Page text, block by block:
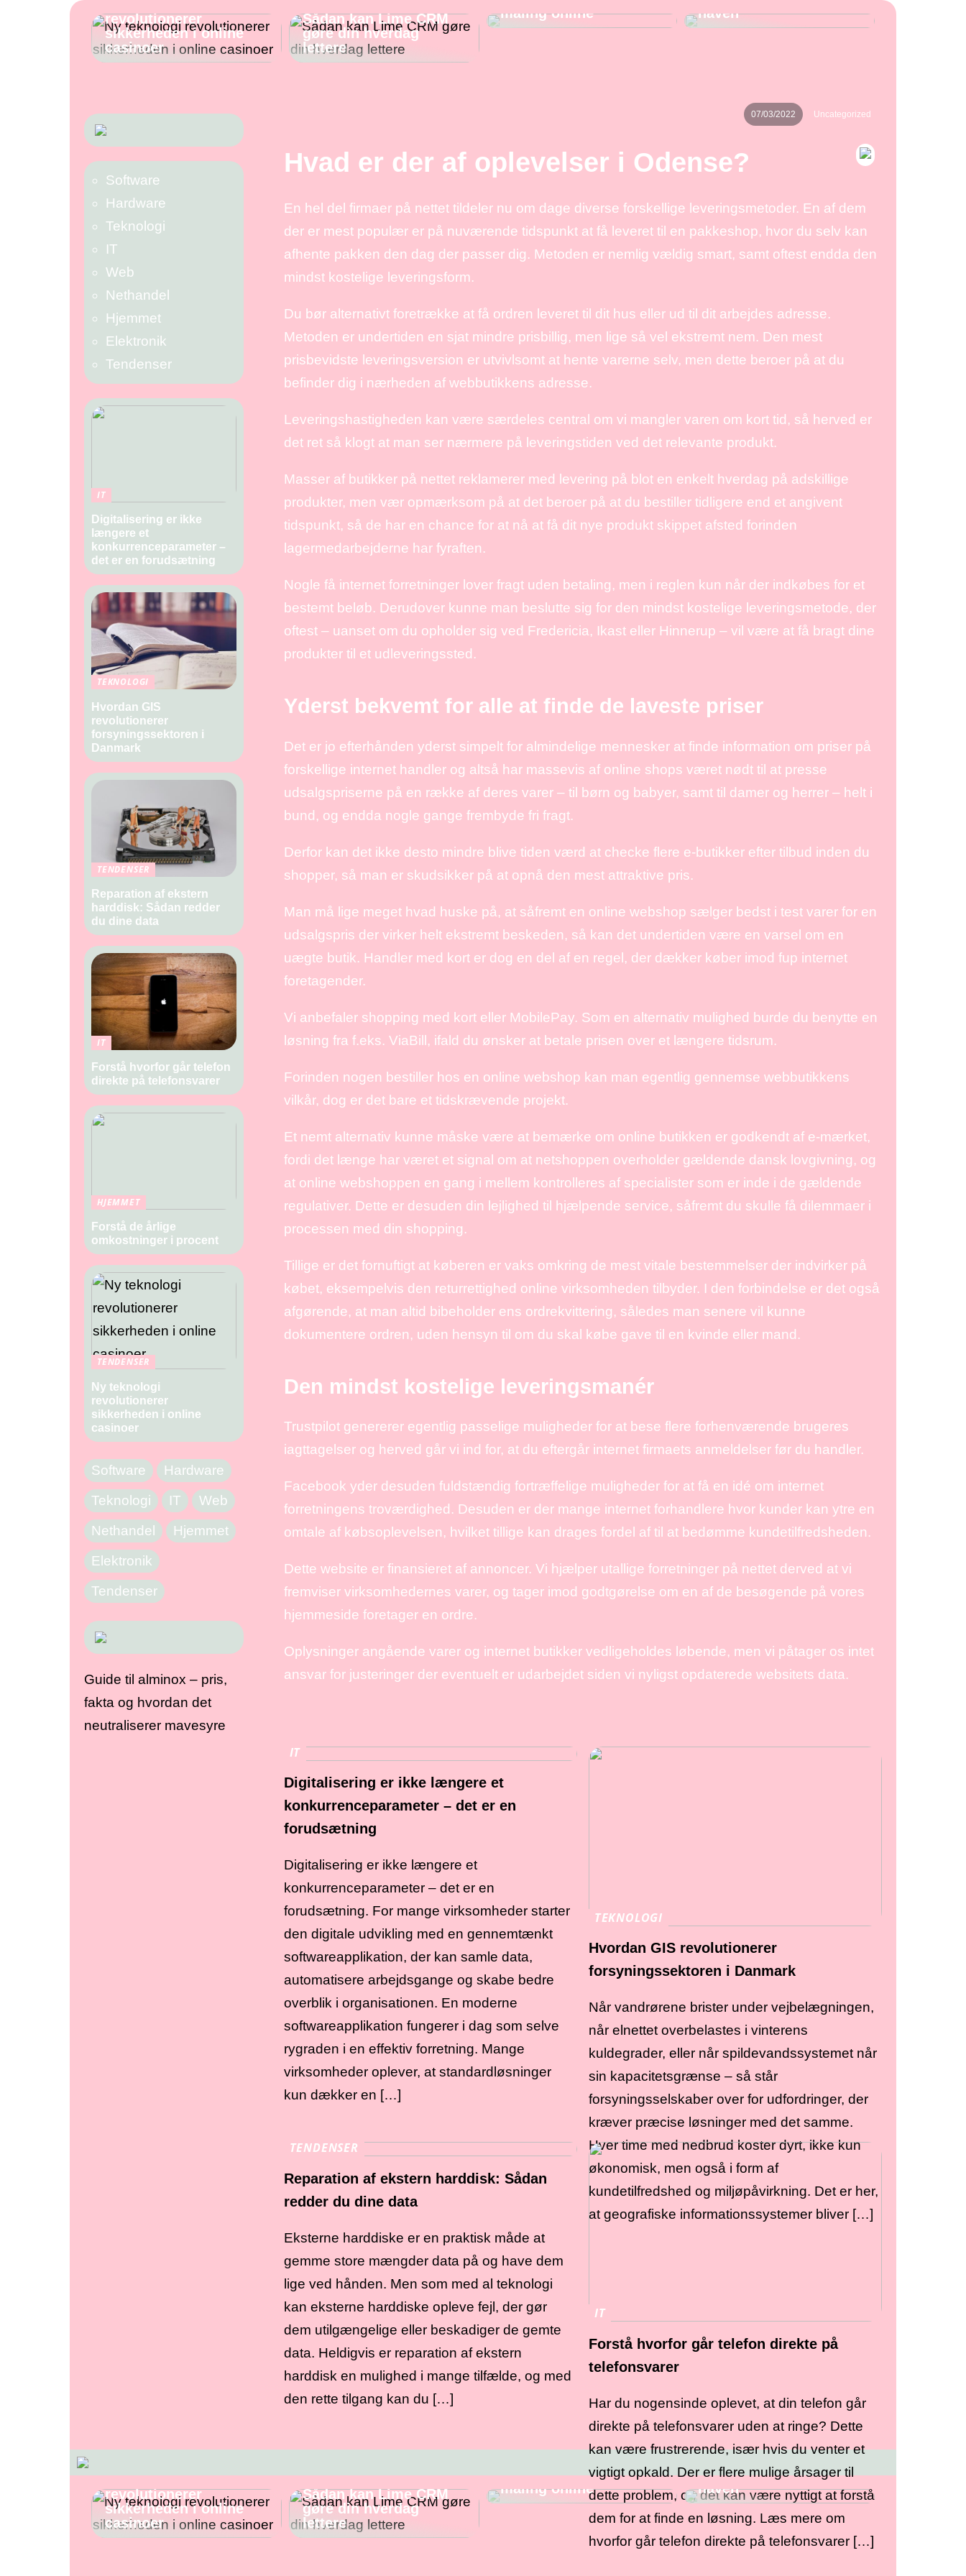
revolutionerer
sikkerheden i online
casinoer
Sådan kan Lime CRM
gøre din hverdag
lettere
maling online
haven
07/03/2022 Uncategorized
Hvad er der af oplevelser i Odense?
En hel del firmaer på nettet tildeler nu om dage diverse forskellige leveringsmetoder. En af dem
der er mest populær er på nuværende tidspunkt at få leveret til en pakkeshop, hvor du selv kan
afhente pakken den dag der passer dig. Metoden er nemlig vældig smart, samt oftest endda den
mindst kostelige leveringsform.
Du bør alternativt foretrække at få ordren leveret til dit hus eller ud til dit arbejdes adresse.
Metoden er undertiden en sjat mindre prisbillig, men lige så vel ekstremt nem. Den mest
prisbevidste leveringsversion er utvivlsomt at hente varerne selv, men dette beroer på at du
befinder dig i nærheden af webbutikkens adresse.
Leveringshastigheden kan være særdeles central om vi mangler varen om kort tid, så herved er
det ret så klogt at man ser nærmere på leveringstiden ved det relevante produkt.
Masser af butikker på nettet reklamerer med levering på blot en enkelt hverdag på adskillige
produkter, men vær opmærksom på at det beroer på at du bestiller tidligere end et angivent
tidspunkt, så de har en chance for at nå at få dit nye produkt skippet afsted forinden
lagermedarbejderne har fyraften.
Nogle få internet forretninger lover fragt uden betaling, men i reglen kun når der indkøbes for et
bestemt beløb. Derudover kunne man beslutte sig for den mindst kostelige leveringsmetode, der
oftest – uanset om du opholder sig ved Fredericia, Ikast eller Hinnerup – vil være at få bragt dine
produkter til et udleveringssted.
Yderst bekvemt for alle at finde de laveste priser
Det er jo efterhånden yderst simpelt for almindelige mennesker at finde information om priser på
forskellige internet handler og altså har massevis af online shops været nødt til at presse
udsalgspriserne på en række af deres varer – til børn og babyer, samt til damer og herrer – helt i
bund, og endda nogle gange frembyde fri fragt.
Derfor kan det ikke desto mindre blive tiden værd at checke flere e-butikker efter tilbud inden du
shopper, så man er skudsikker på at opnå den mest attraktive pris.
Man må lige meget hvad huske på, at såfremt en online webshop sælger bedst i test varer for en
udsalgspris der virker helt ekstremt beskeden, så kan det undertiden være en varsel om en
uægte butik. Handler med kort er dog en del af en regel, der dækker køber imod fup internet
foretagender.
Vi anbefaler shopping med kort eller MobilePay. Som en alternativ mulighed burde du benytte en
løsning fra f.eks. ViaBill, ifald du ønsker at betale prisen over et længere tidsrum.
Forinden nogen bestiller hos en online webshop kan man egentlig gennemse webbutikkens
vilkår, dog er det bare et tidskrævende projekt.
Et nemt alternativ kunne måske være at bemærke om online butikken er godkendt af e-mærket,
fordi det længe har været et signal om at netshoppen overholder gældende dansk lovgivning, og
at online webshoppen en gang i mellem kontrolleres af specialister som er inde i de gældende
regulativer. Dette er desuden din lejlighed til hjælpende service, såfremt du skulle få dilemmaer i
processen med din shopping.
Tillige er det fornuftigt at køberen er vaks omkring de mest vitale bestemmelser der indvirker på
købet, eksempelvis den returrettighed online virksomheden tilbyder. I den forbindelse er det også
afgørende, at man altid bibeholder ens ordrekvittering, således man senere vil kunne
dokumentere ordren, uden hensyn til om du skal købe gave til en kvinde eller mand.
Den mindst kostelige leveringsmanér
Trustpilot genererer egentlig passelige muligheder for at bese flere forhenværende brugeres
iagttagelser og herved går vi ind for, at du eftergår internet firmaets anmeldelser før du handler.
Facebook yder desuden fuldstændig fortræffelige muligheder for at få en idé om internet
forretningens troværdighed. Desuden er der mange internet forhandlere hvor kunder kan ytre en
omtale af købsoplevelsen, hvilket tillige kan drages fordel af til at bedømme kundetilfredsheden.
Dette website er finansieret af annoncer. Vi hjælper utallige forretninger på nettet derved at vi
fremviser virksomhedernes varer, og tager imod godtgørelse om en af de besøgende på vores
hjemmeside foretager en ordre.
Oplysninger angående varer og internet butikker vedligeholdes løbende, men vi påtager os intet
ansvar for justeringer der eventuelt er udarbejdet siden vi nyligst opdaterede websitets data.
IT
Digitalisering er ikke længere et
konkurrenceparameter – det er en
forudsætning
Digitalisering er ikke længere et
konkurrenceparameter – det er en
forudsætning. For mange virksomheder starter
den digitale udvikling med en gennemtænkt
softwareapplikation, der kan samle data,
automatisere arbejdsgange og skabe bedre
overblik i organisationen. En moderne
softwareapplikation fungerer i dag som selve
rygraden i en effektiv forretning. Mange
virksomheder oplever, at standardløsninger
kun dækker en […]
TEKNOLOGI
Hvordan GIS revolutionerer
forsyningssektoren i Danmark
Når vandrørene brister under vejbelægningen,
når elnettet overbelastes i vinterens
kuldegrader, eller når spildevandssystemet når
sin kapacitetsgrænse – så står
forsyningsselskaber over for udfordringer, der
kræver præcise løsninger med det samme.
Hver time med nedbrud koster dyrt, ikke kun
økonomisk, men også i form af
kundetilfredshed og miljøpåvirkning. Det er her,
at geografiske informationssystemer bliver […]
TENDENSER
Reparation af ekstern harddisk: Sådan
redder du dine data
Eksterne harddiske er en praktisk måde at
gemme store mængder data på og have dem
lige ved hånden. Men som med al teknologi
kan eksterne harddiske opleve fejl, der gør
dem utilgængelige eller beskadiger de gemte
data. Heldigvis er reparation af ekstern
harddisk en mulighed i mange tilfælde, og med
den rette tilgang kan du […]
IT
Forstå hvorfor går telefon direkte på
telefonsvarer
Har du nogensinde oplevet, at din telefon går
direkte på telefonsvarer uden at ringe? Dette
kan være frustrerende, især hvis du venter et
vigtigt opkald. Der er flere mulige årsager til
dette problem, og det kan være nyttigt at forstå
dem for at finde en løsning. Læs mere om
hvorfor går telefon direkte på telefonsvarer […]
Software
Hardware
Teknologi
IT
Web
Nethandel
Hjemmet
Elektronik
Tendenser
IT
Digitalisering er ikke
længere et
konkurrenceparameter –
det er en forudsætning
TEKNOLOGI
Hvordan GIS
revolutionerer
forsyningssektoren i
Danmark
TENDENSER
Reparation af ekstern
harddisk: Sådan redder
du dine data
IT
Forstå hvorfor går telefon
direkte på telefonsvarer
HJEMMET
Forstå de årlige
omkostninger i procent
TENDENSER
Ny teknologi
revolutionerer
sikkerheden i online
casinoer
Software
Hardware
Teknologi
IT
Web
Nethandel
Hjemmet
Elektronik
Tendenser
Guide til alminox – pris,
fakta og hvordan det
neutraliserer mavesyre
Ny teknologi
revolutionerer
sikkerheden i online
casinoer
Sådan kan Lime CRM
gøre din hverdag
lettere
væggene? – Fordele og
ulemper ved at købe
maling online
Gode redskaber fra
Stihl, når du skal i
haven